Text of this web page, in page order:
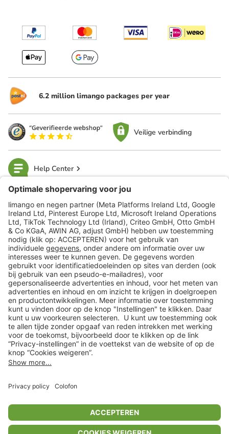
6.2 million limango packages per year
Veilige verbinding
Help Center
limango
Veilig winkelen
Klantenservice
Shop
Acties
limango.de limango.pl